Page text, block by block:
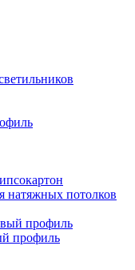
потолков
профиль